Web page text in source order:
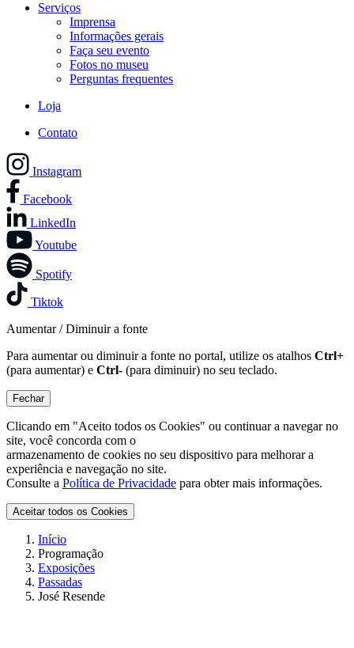
Serviços
Imprensa
Informações gerais
Faça seu evento
Fotos no museu
Perguntas frequentes
Loja
Contato
Instagram
Facebook
LinkedIn
Youtube
Spotify
Tiktok
Aumentar / Diminuir a fonte
Para aumentar ou diminuir a fonte no portal, utilize os atalhos Ctrl+
(para aumentar) e Ctrl- (para diminuir) no seu teclado.
Fechar
Clicando em "Aceito todos os Cookies" ou continuar a navegar no
site, você concorda com o
armazenamento de cookies no seu dispositivo para melhorar a
experiência e navegação no site.
Consulte a Política de Privacidade para obter mais informações.
Aceitar todos os Cookies
Início
Programação
Exposições
Passadas
José Resende